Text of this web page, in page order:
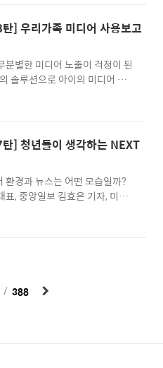
담은 세상의 이야기가 궁금하네
지님께서 단체로 뉴스일기를 작
생들의 일기장 사진을 보내주..
에 대한 다양한 고민에 대해
자님과 세명대학교 저널리즘스
이 직접 답해주셨습니다 :) 첫
. Q. 포털사이트 메인 추천 뉴
편인데, 공정성을 믿어도 될까
의 뉴스를 보더라도 다양한 기사
은 피하는 것이 좋습니다. 포털이
대한 책임을 지진 않기 때문이
의 공정성..
] 우리가족 미디어 사용보고
분별한 미디어 노출이 걱정이 된
솔루션으로 아이의 미디어 사용
!
] 청년들이 생각하는 NEXT
환경과 뉴스는 어떤 모습일까?
표, 중앙일보 김효은 기자, 미디
자가 모여 청년들과 NEXT
DusjizkrHFI 3부 - NEXT
향후전망
388